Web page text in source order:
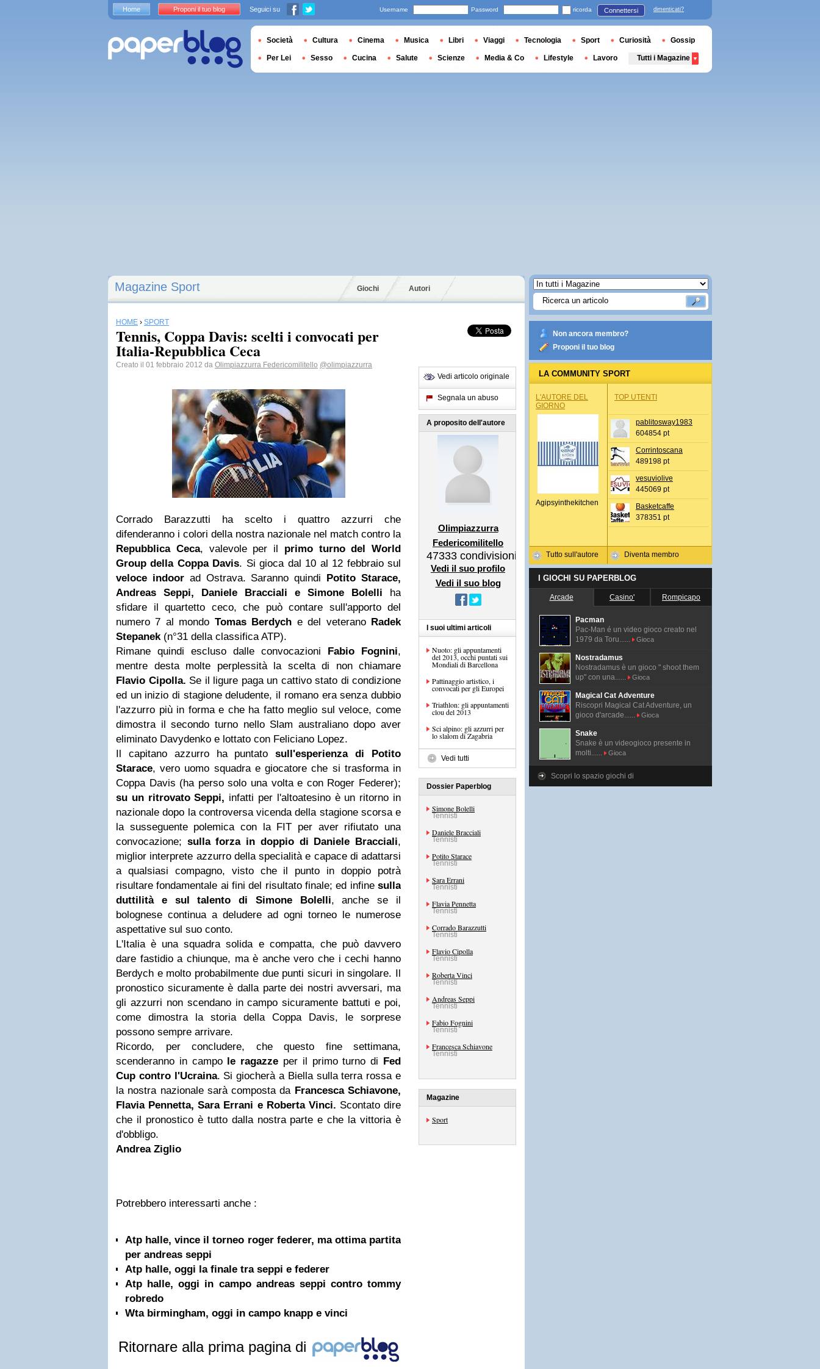
Magazine Sport Giochi Autori
HOME › SPORT
Tennis, Coppa Davis: scelti i convocati per
Italia-Repubblica Ceca
Creato il 01 febbraio 2012 da Olimpiazzurra Federicomilitello @olimpiazzurra
Corrado Barazzutti ha scelto i quattro azzurri che
difenderanno i colori della nostra nazionale nel match contro la
Repubblica Ceca, valevole per il primo turno del World
Group della Coppa Davis. Si gioca dal 10 al 12 febbraio sul
veloce indoorad Ostrava. Saranno quindi Potito Starace,
Andreas Seppi,
Daniele Bracciali e Simone Bolelli ha
sfidare il quartetto ceco, che può contare sull'apporto del
numero 7 al mondo Tomas Berdych e del veterano Radek
Stepanek(n°31 della classifica ATP).
Rimane quindi escluso dalle convocazioni Fabio Fognini,
mentre desta molte perplessità la scelta di non chiamare
Flavio Cipolla. Se il ligure paga un cattivo stato di condizione
ed un inizio di stagione deludente, il romano era senza dubbio
l'azzurro più in forma e che ha fatto meglio sul veloce, come
dimostra il secondo turno nello Slam australiano dopo aver
eliminato Davydenko e lottato con Feliciano Lopez.
Il capitano azzurro ha puntatosull'esperienza di Potito
Starace, vero uomo squadra e giocatore che si trasforma in
Coppa Davis (ha perso solo una volta e con Roger Federer);
su un ritrovato Seppi, infatti per l'altoatesino è un ritorno in
nazionale dopo la controversa vicenda della stagione scorsa e
la susseguente polemica con la FIT per aver rifiutato una
convocazione; sulla forza in doppio di Daniele Bracciali,
miglior interprete azzurro della specialità e capace di adattarsi
a qualsiasi compagno, visto che il punto in doppio potrà
risultare fondamentale ai fini del risultato finale; ed infine sulla
duttilità e sul talento di Simone
Bolelli, anche se il
bolognese continua a deludere ad ogni torneo le numerose
aspettative sul suo conto.
L'Italia è una squadra solida e compatta, che può davvero
dare fastidio a chiunque, ma è anche vero che i cechi hanno
Berdych e molto probabilmente due punti sicuri in singolare. Il
pronostico sicuramente è dalla parte dei nostri avversari, ma
gli azzurri non scendano in campo sicuramente battuti e poi,
come dimostra la storia della Coppa Davis, le sorprese
possono sempre arrivare.
Ricordo, per concludere, che questo fine settimana,
scenderanno in campo le ragazze per il primo turno di Fed
Cup contro l'Ucraina. Si giocherà a Biella sulla terra rossa e
la nostra nazionale sarà composta da Francesca Schiavone,
Flavia Pennetta,Sara Errani e Roberta Vinci. Scontato dire
che il pronostico è tutto dalla nostra parte e che la vittoria è
d'obbligo.
Andrea Ziglio
Potrebbero interessarti anche :
Atp halle, vince il torneo roger federer, ma ottima partita
per andreas seppi
Atp halle, oggi la finale tra seppi e federer
Atp halle, oggi in campo andreas seppi contro tommy
robredo
Wta birmingham, oggi in campo knapp e vinci
Ritornare alla prima pagina di
Vedi articolo originale
Segnala un abuso
A proposito dell'autore
Olimpiazzurra
Federicomilitello
47333 condivisioni
Vedi il suo profilo
Vedi il suo blog
I suoi ultimi articoli
Nuoto: gli appuntamenti
del 2013, occhi puntati sui
Mondiali di Barcellona
Pattinaggio artistico, i
convocati per gli Europei
Triathlon: gli appuntamenti
clou del 2013
Sci alpino: gli azzurri per
lo slalom di Zagabria
Vedi tutti
Dossier Paperblog
Simone Bolelli
Tennisti
Daniele Bracciali
Tennisti
Potito Starace
Tennisti
Sara Errani
Tennisti
Flavia Pennetta
Tennisti
Corrado Barazzutti
Tennisti
Flavio Cipolla
Tennisti
Roberta Vinci
Tennisti
Andreas Seppi
Tennisti
Fabio Fognini
Tennisti
Francesca Schiavone
Tennisti
Magazine
Sport
Non ancora membro?
Proponi il tuo blog
LA COMMUNITY SPORT
L'AUTORE DEL
GIORNO
Agipsyinthekitchen
Tutto sull'autore
TOP UTENTI
pablitosway1983
604854 pt
Corrintoscana
489198 pt
vesuviolive
445069 pt
Basketcaffe
378351 pt
Diventa membro
I GIOCHI SU PAPERBLOG
Arcade Casino' Rompicapo
Pacman
Pac-Man é un video gioco creato nel
1979 da Toru......
Gioca
Nostradamus
Nostradamus è un gioco " shoot them
up" con una......
Gioca
Magical Cat Adventure
Riscopri Magical Cat Adventure, un
gioco d'arcade......
Gioca
Snake
Snake è un videogioco presente in
molti......
Gioca
Scopri lo spazio giochi di
Home Proponi il tuo blog Seguici su Username Password ricorda Connettersi dimenticati?
Società Cultura Cinema Musica Libri Viaggi Tecnologia Sport Curiosità Gossip
Per Lei Sesso Cucina Salute Scienze Media & Co Lifestyle Lavoro Tutti i Magazine